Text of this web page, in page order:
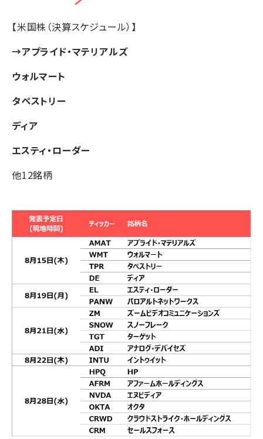
【米国株（決算スケジュール）】
→アプライド・マテリアルズ
ウォルマート
タペストリー
ディア
エスティ・ローダー
他12銘柄